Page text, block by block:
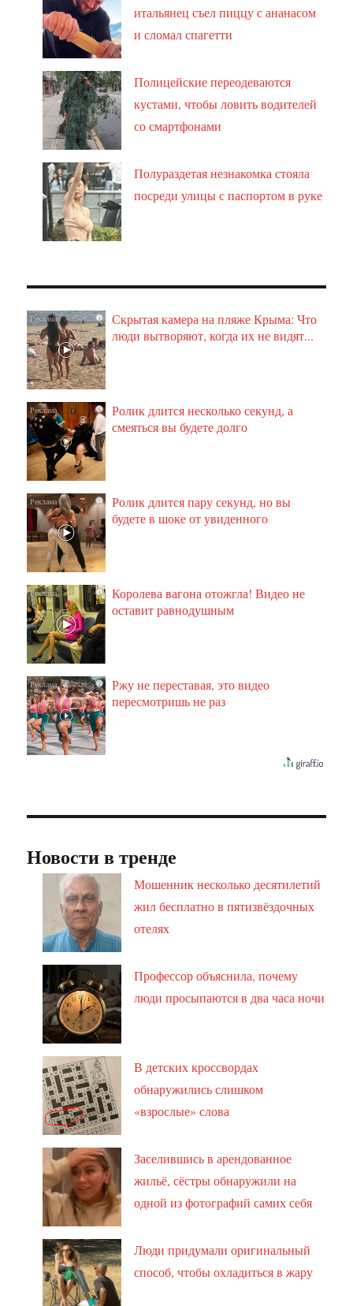
итальянец съел пиццу с ананасом
и сломал спагетти
Полицейские переодеваются
кустами, чтобы ловить водителей
со смартфонами
Полураздетая незнакомка стояла
посреди улицы с паспортом в руке
i
Скрытая камера на пляже Крыма: Что
люди вытворяют, когда их не видят...
i
Ролик длится несколько секунд, а
смеяться вы будете долго
i
Ролик длится пару секунд, но вы
будете в шоке от увиденного
i
Королева вагона отожгла! Видео не
оставит равнодушным
i
Ржу не переставая, это видео
пересмотришь не раз
Новости в тренде
Мошенник несколько десятилетий
жил бесплатно в пятизвёздочных
отелях
Профессор объяснила, почему
люди просыпаются в два часа ночи
В детских кроссвордах
обнаружились слишком
«взрослые» слова
Заселившись в арендованное
жильё, сёстры обнаружили на
одной из фотографий самих себя
Люди придумали оригинальный
способ, чтобы охладиться в жару